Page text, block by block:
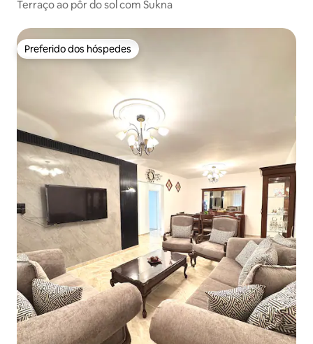
Terraço ao pôr do sol com Sukna
Preferido dos hóspedes
Preferido dos hóspedes